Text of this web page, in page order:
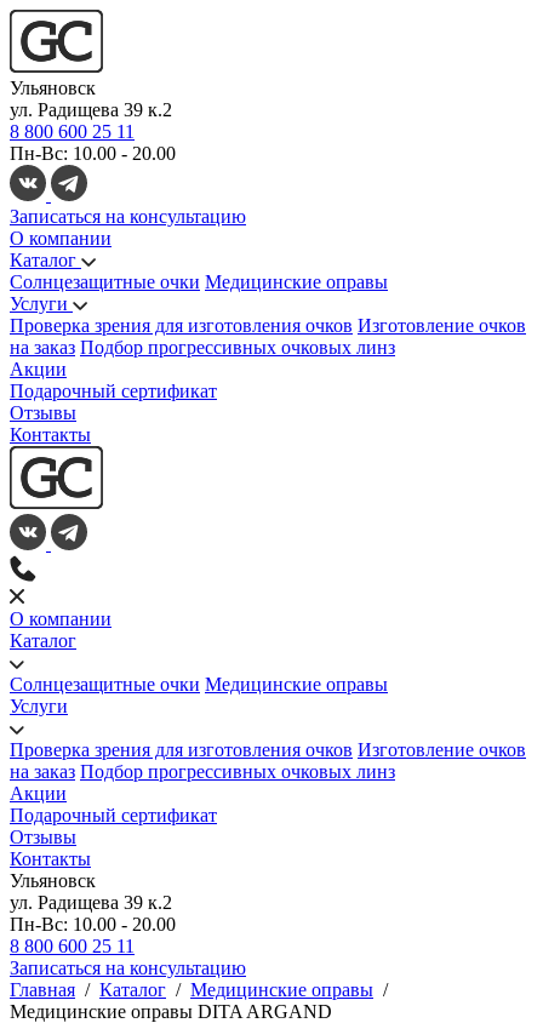
Ульяновск
ул. Радищева 39 к.2
8 800 600 25 11
Пн-Вс: 10.00 - 20.00
Записаться на консультацию
О компании
Каталог
Солнцезащитные очки Медицинские оправы
Услуги
Проверка зрения для изготовления очков Изготовление очков
на заказ Подбор прогрессивных очковых линз
Акции
Подарочный сертификат
Отзывы
Контакты
О компании
Каталог
Солнцезащитные очки Медицинские оправы
Услуги
Проверка зрения для изготовления очков Изготовление очков
на заказ Подбор прогрессивных очковых линз
Акции
Подарочный сертификат
Отзывы
Контакты
Ульяновск
ул. Радищева 39 к.2
Пн-Вс: 10.00 - 20.00
8 800 600 25 11
Записаться на консультацию
Главная / Каталог / Медицинские оправы /
Медицинские оправы DITA ARGAND